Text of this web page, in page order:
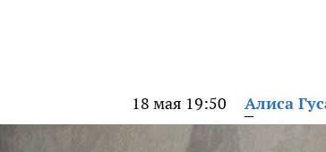
18 мая 19:50 Алиса